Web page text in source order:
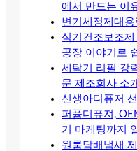
에서 만드는 이
변기세정제대
식기건조보조
공장 이야기로
세탁기 리필 강
문 제조회사 소
신생아디퓨저
퍼퓸디퓨져,
기 마케팅까지
원룸담배냄새